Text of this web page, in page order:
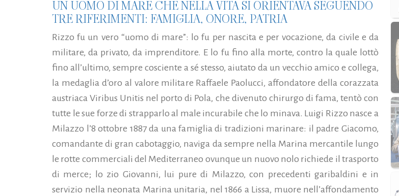
UN UOMO DI MARE CHE NELLA VITA SI ORIENTAVA SEGUENDO
TRE RIFERIMENTI: FAMIGLIA, ONORE, PATRIA
Rizzo fu un vero “uomo di mare”: lo fu per nascita e per vocazione, da civile e da
militare, da privato, da imprenditore. E lo fu fino alla morte, contro la quale lottò
fino all’ultimo, sempre cosciente a sé stesso, aiutato da un vecchio amico e collega,
la medaglia d’oro al valore militare Raffaele Paolucci, affondatore della corazzata
austriaca Viribus Unitis nel porto di Pola, che divenuto chirurgo di fama, tentò con
tutte le sue forze di strapparlo al male incurabile che lo minava. Luigi Rizzo nasce a
Milazzo l’8 ottobre 1887 da una famiglia di tradizioni marinare: il padre Giacomo,
comandante di gran cabotaggio, naviga da sempre nella Marina mercantile lungo
le rotte commerciali del Mediterraneo ovunque un nuovo nolo richiede il trasporto
di merce; lo zio Giovanni, lui pure di Milazzo, con precedenti garibaldini e in
servizio nella neonata Marina unitaria, nel 1866 a Lissa, muore nell’affondamento